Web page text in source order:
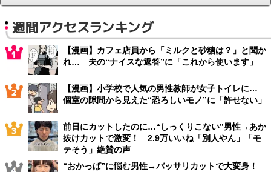
週間アクセスランキング
【漫画】カフェ店員から「ミルクと砂糖は？」と聞か
れ… 夫の“ナイスな返答”に「これから使います」
【漫画】小学校で人気の男性教師が女子トイレに…
個室の隙間から見えた“恐ろしいモノ”に「許せない」
前日にカットしたのに…“しっくりこない”男性→あか
抜けカットで激変！ 2.9万いいね「別人やん」「モ
テそう」絶賛の声
“おかっぱ”に悩む男性→バッサリカットで大変身！